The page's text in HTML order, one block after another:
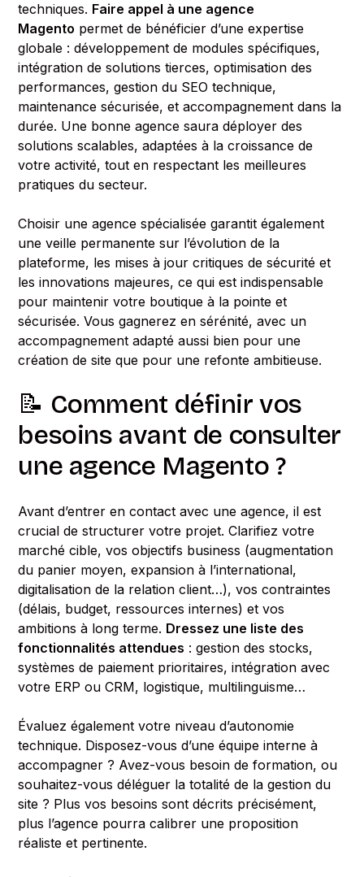
techniques. Faire appel à une agence
Magento permet de bénéficier d’une expertise
globale : développement de modules spécifiques,
intégration de solutions tierces, optimisation des
performances, gestion du SEO technique,
maintenance sécurisée, et accompagnement dans la
durée. Une bonne agence saura déployer des
solutions scalables, adaptées à la croissance de
votre activité, tout en respectant les meilleures
pratiques du secteur.
Choisir une agence spécialisée garantit également
une veille permanente sur l’évolution de la
plateforme, les mises à jour critiques de sécurité et
les innovations majeures, ce qui est indispensable
pour maintenir votre boutique à la pointe et
sécurisée. Vous gagnerez en sérénité, avec un
accompagnement adapté aussi bien pour une
création de site que pour une refonte ambitieuse.
📝 Comment définir vos
besoins avant de consulter
une agence Magento ?
Avant d’entrer en contact avec une agence, il est
crucial de structurer votre projet. Clarifiez votre
marché cible, vos objectifs business (augmentation
du panier moyen, expansion à l’international,
digitalisation de la relation client…), vos contraintes
(délais, budget, ressources internes) et vos
ambitions à long terme. Dressez une liste des
fonctionnalités attendues : gestion des stocks,
systèmes de paiement prioritaires, intégration avec
votre ERP ou CRM, logistique, multilinguisme…
Évaluez également votre niveau d’autonomie
technique. Disposez-vous d’une équipe interne à
accompagner ? Avez-vous besoin de formation, ou
souhaitez-vous déléguer la totalité de la gestion du
site ? Plus vos besoins sont décrits précisément,
plus l’agence pourra calibrer une proposition
réaliste et pertinente.